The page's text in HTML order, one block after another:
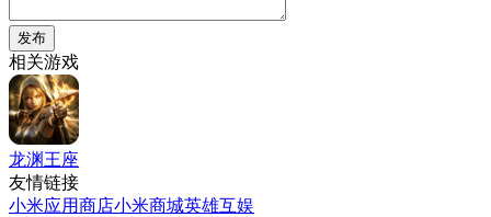
发布
相关游戏
龙渊王座
友情链接
小米应用商店小米商城英雄互娱